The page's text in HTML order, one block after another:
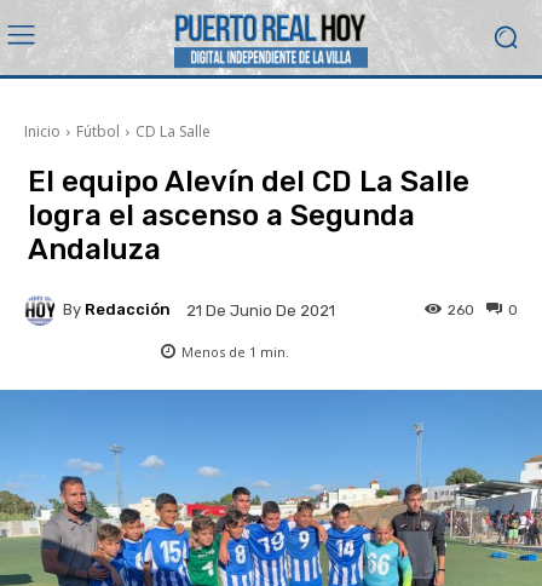
Inicio Fútbol CD La Salle
El equipo Alevín del CD La Salle
logra el ascenso a Segunda
Andaluza
By Redacción 21 De Junio De 2021 0
260
Menos de 1 min.